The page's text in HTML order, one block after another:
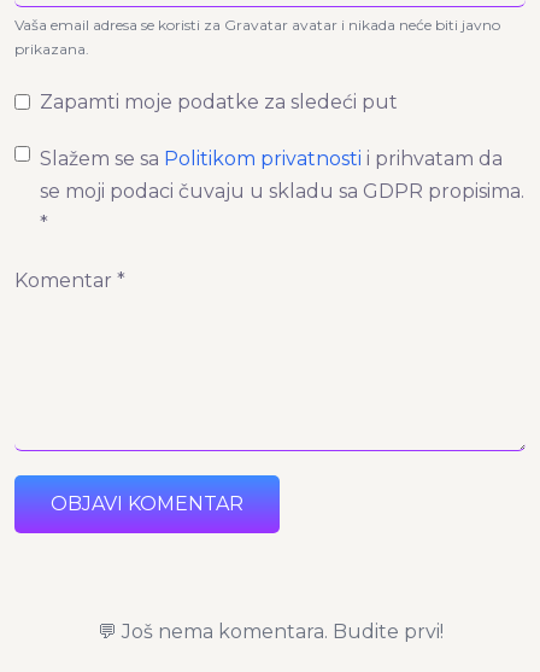
Vaša email adresa se koristi za Gravatar avatar i nikada neće biti javno
prikazana.
Zapamti moje podatke za sledeći put
Slažem se sa Politikom privatnosti i prihvatam da
se moji podaci čuvaju u skladu sa GDPR propisima.
*
Komentar *
OBJAVI KOMENTAR
💬 Još nema komentara. Budite prvi!